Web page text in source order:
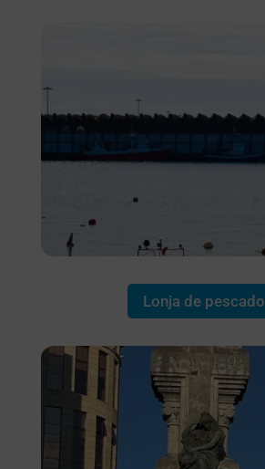
Lonja de pescado